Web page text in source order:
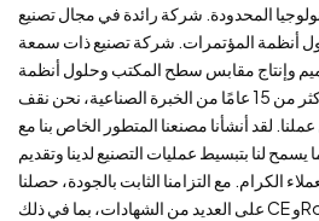
المحدودة. شركة رائدة في مجال تصنيع
أنظمة المؤتمرات. شركة تصنيع ذات سمعة
وإنتاج مقابس سطح المكتب وحلول أنظمة
المؤتمرات عالية الجودة. مع أكثر من 15 عامًا من الخبرة الصناعية، نحن نقف
لقد أنشأنا مصنعنا المتطور الخاص بنا مع
لنا بتبسيط عمليات التصنيع لدينا وتقديم
الكرام. مع التزامنا الثابت بالجودة، حصلنا
على العديد من الشهادات، بما في ذلك CE وRoHs وUL، مما يضمن أن منتجاتنا